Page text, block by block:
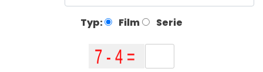
Typ: Film Serie